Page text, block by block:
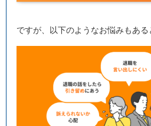
ですが、以下のようなお悩みもある